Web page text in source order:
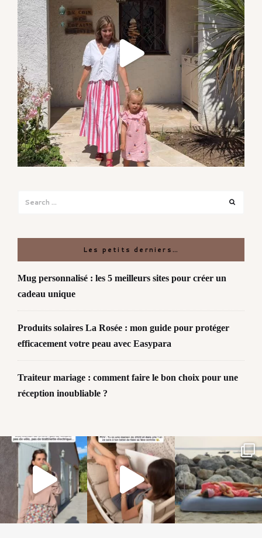
Les petits derniers…
Mug personnalisé : les 5 meilleurs sites pour créer un
cadeau unique
Produits solaires La Rosée : mon guide pour protéger
efficacement votre peau avec Easypara
Traiteur mariage : comment faire le bon choix pour une
réception inoubliable ?